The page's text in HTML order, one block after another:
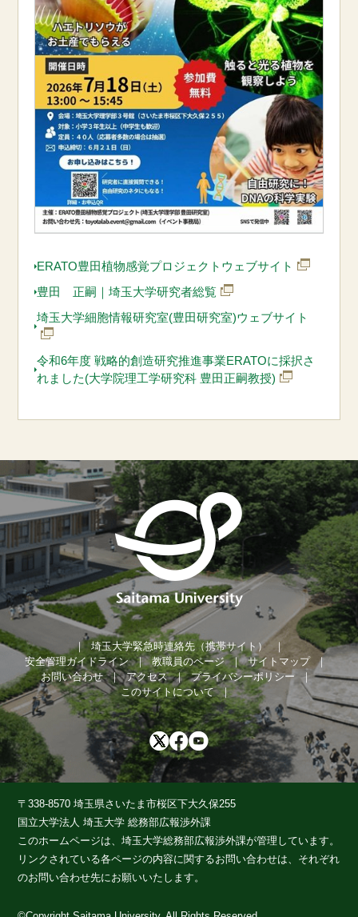
ERATO豊田植物感覚プロジェクトウェブサイト
豊田 正嗣｜埼玉大学研究者総覧
埼玉大学細胞情報研究室(豊田研究室)ウェブサイト
令和6年度 戦略的創造研究推進事業ERATOに採択さ
れました(大学院理工学研究科 豊田正嗣教授)
埼玉大学緊急時連絡先（携帯サイト）
安全管理ガイドライン
教職員のページ
サイトマップ
お問い合わせ
アクセス
プライバシーポリシー
このサイトについて
このホームページは、埼玉大学総務部広報渉外課が管理しています。
リンクされている各ページの内容に関するお問い合わせは、それぞれ
のお問い合わせ先にお願いいたします。
〒338-8570 埼玉県さいたま市桜区下大久保255
国立大学法人 埼玉大学 総務部広報渉外課